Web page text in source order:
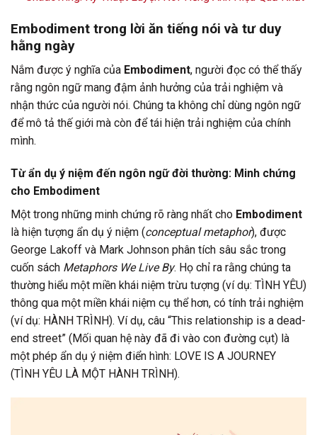
Embodiment trong lời ăn tiếng nói và tư duy
hằng ngày
Nắm được ý nghĩa của Embodiment, người đọc có thể thấy
rằng ngôn ngữ mang đậm ảnh hưởng của trải nghiệm và
nhận thức của người nói. Chúng ta không chỉ dùng ngôn ngữ
để mô tả thế giới mà còn để tái hiện trải nghiệm của chính
mình.
Từ ẩn dụ ý niệm đến ngôn ngữ đời thường: Minh chứng
cho Embodiment
Một trong những minh chứng rõ ràng nhất cho Embodiment
là hiện tượng ẩn dụ ý niệm (conceptual metaphor), được
George Lakoff và Mark Johnson phân tích sâu sắc trong
cuốn sách Metaphors We Live By. Họ chỉ ra rằng chúng ta
thường hiểu một miền khái niệm trừu tượng (ví dụ: TÌNH YÊU)
thông qua một miền khái niệm cụ thể hơn, có tính trải nghiệm
(ví dụ: HÀNH TRÌNH). Ví dụ, câu “This relationship is a dead-
end street” (Mối quan hệ này đã đi vào con đường cụt) là
một phép ẩn dụ ý niệm điển hình: LOVE IS A JOURNEY
(TÌNH YÊU LÀ MỘT HÀNH TRÌNH).